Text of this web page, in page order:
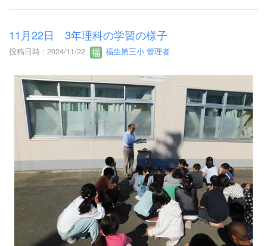
11月22日 3年理科の学習の様子
投稿日時 : 2024/11/22 福生第三小 管理者